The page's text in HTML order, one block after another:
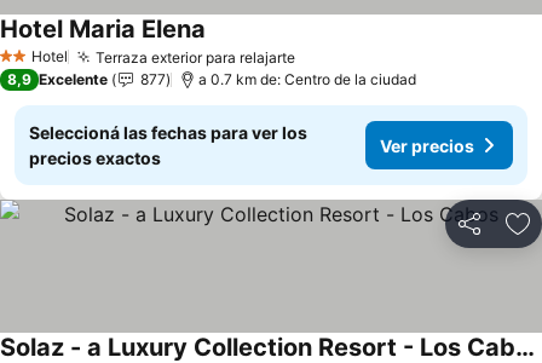
2 Estrellas
Hotel Terraza exterior para relajarteVer precios
Hotel Maria Elena
8,9 Excelente 877 a 0.7 km de: Centro de la ciudad
Seleccioná las fechas para ver los
precios exactos
Ver precios
Compartir
Solaz - a Luxury Collection Resort - Los Cabos